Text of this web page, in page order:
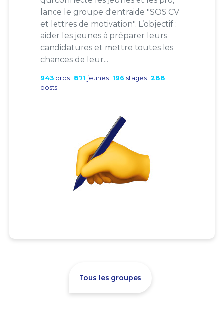
lance le groupe d'entraide "SOS CV
et lettres de motivation". L’objectif :
aider les jeunes à préparer leurs
candidatures et mettre toutes les
chances de leur...
943 pros 871 jeunes 196 stages 288
posts
Tous les groupes